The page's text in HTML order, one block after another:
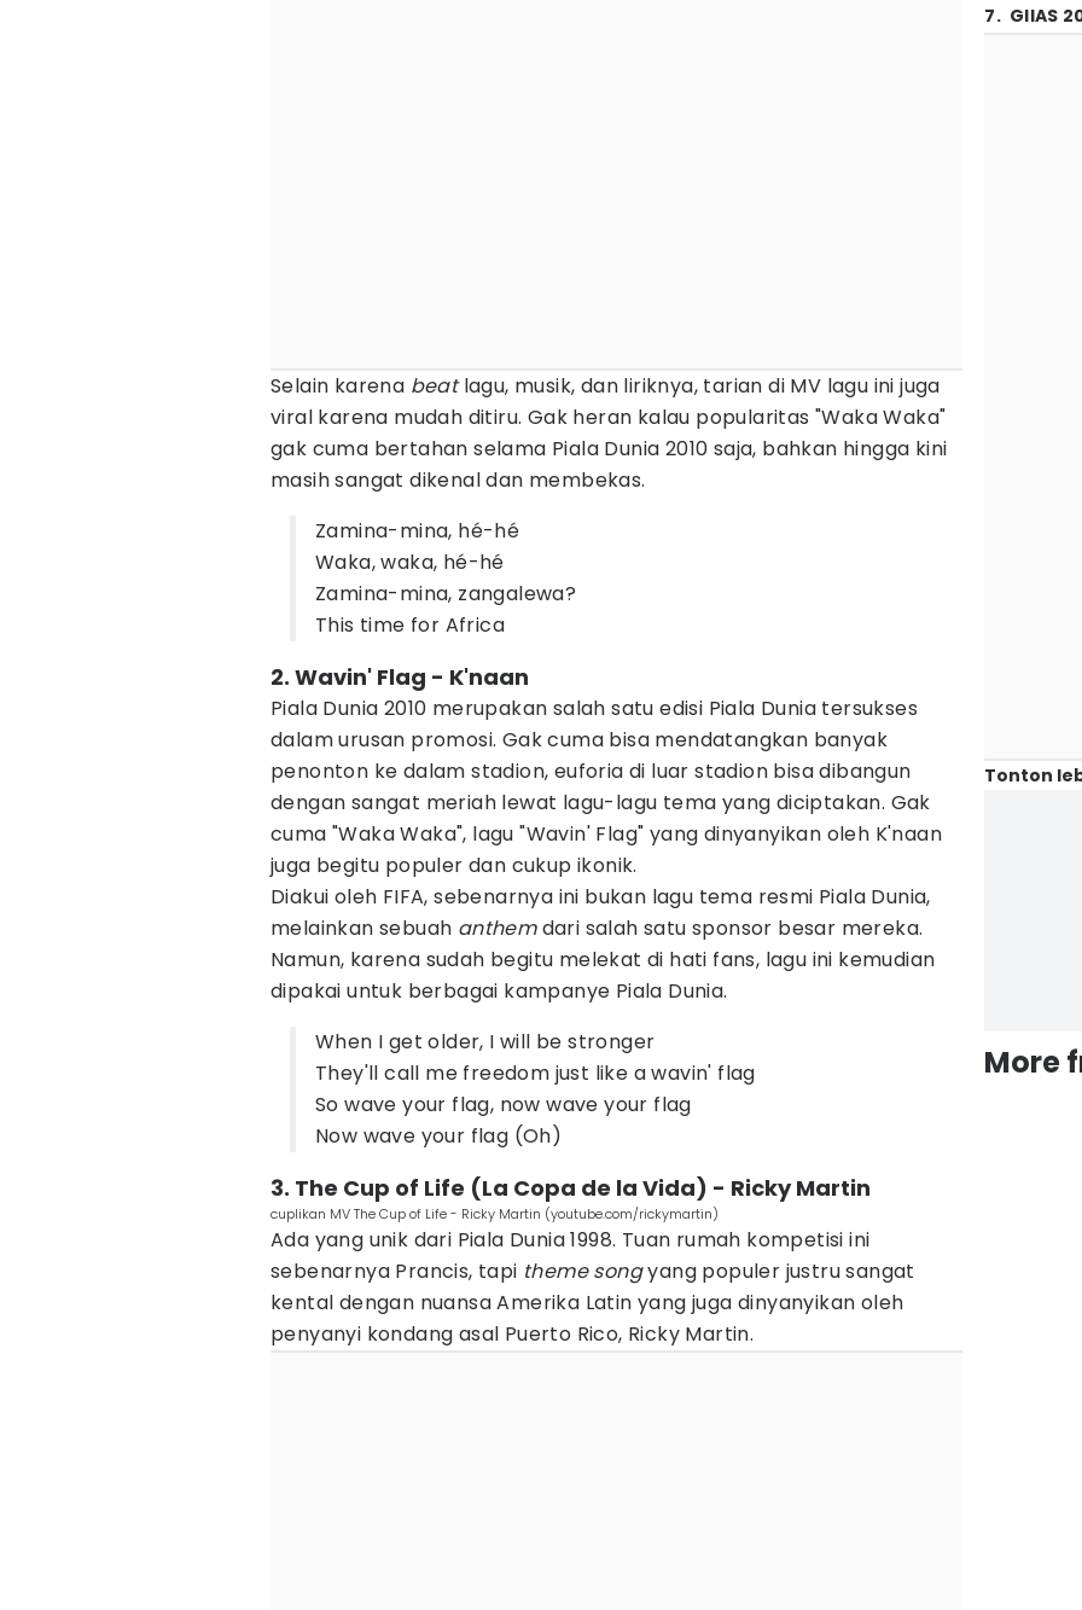
Selain karena beatlagu, musik, dan liriknya, tarian di MV lagu ini juga
viral karena mudah ditiru. Gak heran kalau popularitas "Waka Waka"
gak cuma bertahan selama Piala Dunia 2010 saja, bahkan hingga kini
masih sangat dikenal dan membekas.
Zamina-mina, hé-hé
Waka, waka, hé-hé
Zamina-mina, zangalewa?
This time for Africa
2. Wavin' Flag - K'naan
Piala Dunia 2010 merupakan salah satu edisi Piala Dunia tersukses
dalam urusan promosi. Gak cuma bisa mendatangkan banyak
penonton ke dalam stadion, euforia di luar stadion bisa dibangun
dengan sangat meriah lewat lagu-lagu tema yang diciptakan. Gak
cuma "Waka Waka", lagu "Wavin' Flag" yang dinyanyikan oleh K'naan
juga begitu populer dan cukup ikonik.
Diakui oleh FIFA, sebenarnya ini bukan lagu tema resmi Piala Dunia,
melainkan sebuah anthemdari salah satu sponsor besar mereka.
Namun, karena sudah begitu melekat di hati fans, lagu ini kemudian
dipakai untuk berbagai kampanye Piala Dunia.
When I get older, I will be stronger
They'll call me freedom just like a wavin' flag
So wave your flag, now wave your flag
Now wave your flag (Oh)
3. The Cup of Life (La Copa de la Vida) - Ricky Martin
cuplikan MV The Cup of Life - Ricky Martin (youtube.com/rickymartin)
Ada yang unik dari Piala Dunia 1998. Tuan rumah kompetisi ini
sebenarnya Prancis, tapi theme songyang populer justru sangat
kental dengan nuansa Amerika Latin yang juga dinyanyikan oleh
penyanyi kondang asal Puerto Rico, Ricky Martin.
7. GIIAS
Tonton
More